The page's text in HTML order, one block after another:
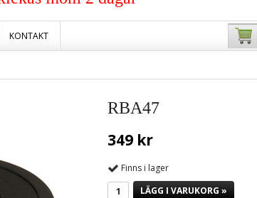
KONTAKT
RBA47
349 kr
Finns i lager
LÄGG I VARUKORG »